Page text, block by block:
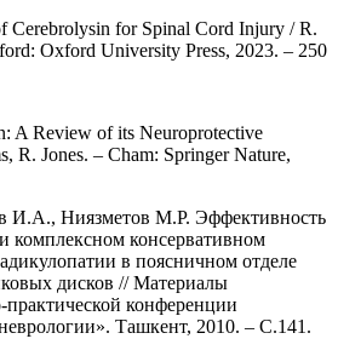
Cerebrolysin for Spinal Cord Injury / R.
Oxford University Press, 2023. – 250
A Review of its Neuroprotective
R. Jones. – Cham: Springer Nature,
И.А., Ниязметов М.Р. Эффективность
комплексном консервативном
в поясничном отделе
дисков // Материалы
конференции
Ташкент, 2010. – С.141.